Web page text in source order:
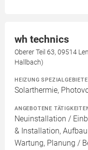
wh technics
Oberer Teil 63, 09514
Hallbach)
HEIZUNG SPEZIALGEBIETE
Solarthermie,
ANGEBOTENE
Neuinstallation /
& Installation,
Wartung, Planung /